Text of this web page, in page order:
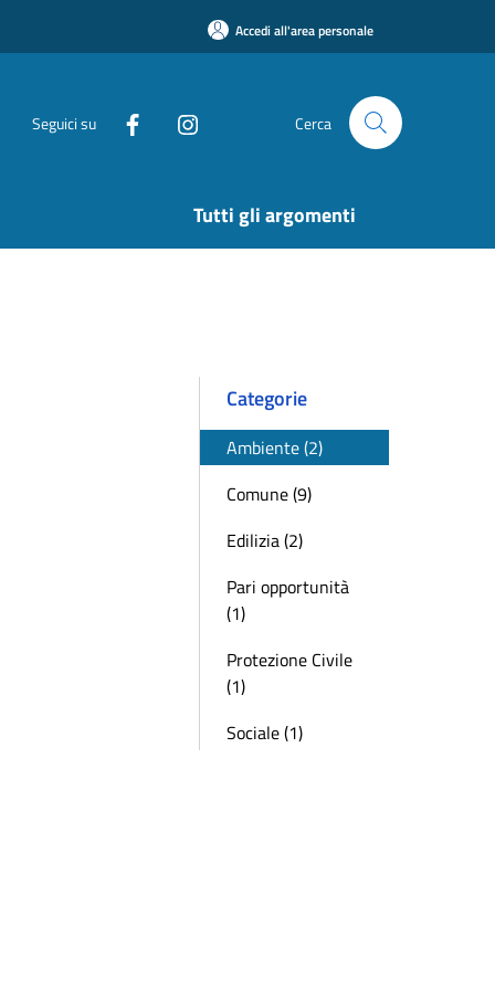
Accedi all'area personale
Seguici su Cerca
Tutti gli argomenti
Categorie
Ambiente (2)
Comune (9)
Edilizia (2)
Pari opportunità
(1)
Protezione Civile
(1)
Sociale (1)